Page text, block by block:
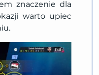
znaczenie dla
warto upiec